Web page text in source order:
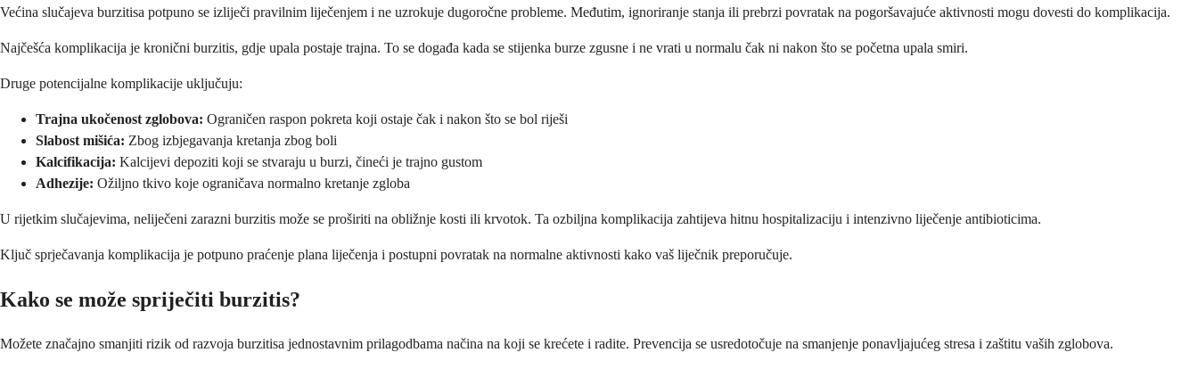
Većina slučajeva burzitisa potpuno se izliječi pravilnim liječenjem i ne uzrokuje dugoročne probleme. Međutim, ignoriranje stanja ili prebrzi povratak na pogoršavajuće aktivnosti mogu dovesti do komplikacija.
Najčešća komplikacija je kronični burzitis, gdje upala postaje trajna. To se događa kada se stijenka burze zgusne i ne vrati u normalu čak ni nakon što se početna upala smiri.
Druge potencijalne komplikacije uključuju:
Trajna ukočenost zglobova: Ograničen raspon pokreta koji ostaje čak i nakon što se bol riješi
Slabost mišića: Zbog izbjegavanja kretanja zbog boli
Kalcifikacija: Kalcijevi depoziti koji se stvaraju u burzi, čineći je trajno gustom
Adhezije: Ožiljno tkivo koje ograničava normalno kretanje zgloba
U rijetkim slučajevima, neliječeni zarazni burzitis može se proširiti na obližnje kosti ili krvotok. Ta ozbiljna komplikacija zahtijeva hitnu hospitalizaciju i intenzivno liječenje antibioticima.
Ključ sprječavanja komplikacija je potpuno praćenje plana liječenja i postupni povratak na normalne aktivnosti kako vaš liječnik preporučuje.
Kako se može spriječiti burzitis?
Možete značajno smanjiti rizik od razvoja burzitisa jednostavnim prilagodbama načina na koji se krećete i radite. Prevencija se usredotočuje na smanjenje ponavljajućeg stresa i zaštitu vaših zglobova.